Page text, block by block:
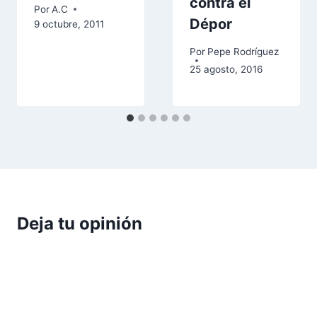
PorA.C
9 octubre, 2011
Dépor
Por Pepe Rodríguez
25 agosto, 2016
Deja tu opinión